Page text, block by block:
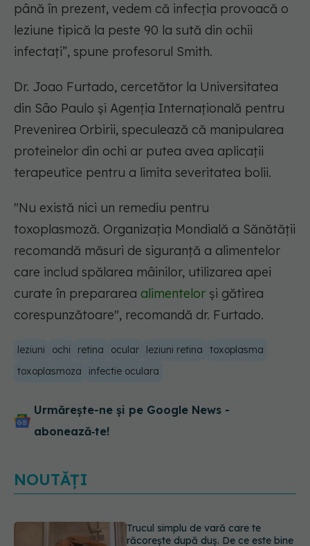
până în prezent, vedem că infecția provoacă o
leziune tipică la peste 90 la sută din ochii
infectați”, spune profesorul Smith.
Dr. Joao Furtado, cercetător la Universitatea
din São Paulo și Agenția Internațională pentru
Prevenirea Orbirii, speculează că manipularea
proteinelor din ochi ar putea avea aplicații
terapeutice pentru a limita severitatea bolii.
"Nu există nici un remediu pentru
toxoplasmoză. Organizația Mondială a Sănătății
recomandă măsuri de siguranță a alimentelor
care includ spălarea mâinilor, utilizarea apei
curate în prepararea alimentelor și gătirea
corespunzătoare", recomandă dr. Furtado.
leziuni ochi retina ocular leziuni retina
toxoplasma
toxoplasmoza
infectie oculara
Urmărește-ne și pe Google News -
abonează‑te!
NOUTĂȚI
Fereastra alimentară de opt ore ar
putea ajuta creierul femeilor de